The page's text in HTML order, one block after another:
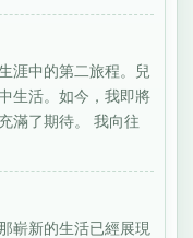
涯中的第二旅程。兒
生活。如今，我即將
滿了期待。 我向往
嶄新的生活已經展現